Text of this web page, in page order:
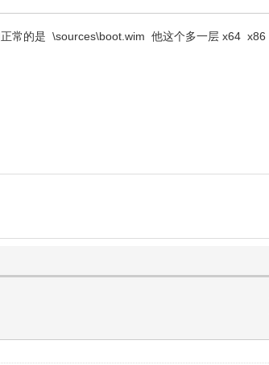
常的是 \sources\boot.wim 他这个多一层 x64 x86 .